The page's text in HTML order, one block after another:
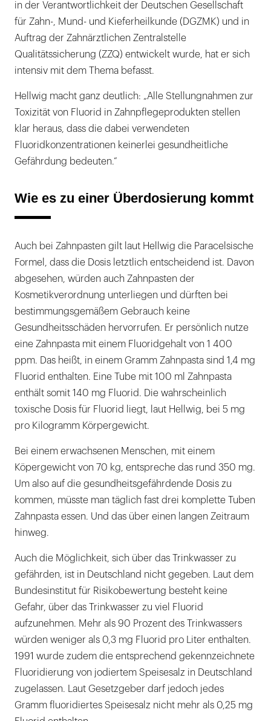
in der Verantwortlichkeit der Deutschen Gesellschaft
für Zahn-, Mund- und Kieferheilkunde (DGZMK) und in
Auftrag der Zahnärztlichen Zentralstelle
Qualitätssicherung (ZZQ) entwickelt wurde, hat er sich
intensiv mit dem Thema befasst.
Hellwig macht ganz deutlich: „Alle Stellungnahmen zur
Toxizität von Fluorid in Zahnpflegeprodukten stellen
klar heraus, dass die dabei verwendeten
Fluoridkonzentrationen keinerlei gesundheitliche
Gefährdung bedeuten.“
Wie es zu einer Überdosierung kommt
Auch bei Zahnpasten gilt laut Hellwig die Paracelsische
Formel, dass die Dosis letztlich entscheidend ist. Davon
abgesehen, würden auch Zahnpasten der
Kosmetikverordnung unterliegen und dürften bei
bestimmungsgemäßem Gebrauch keine
Gesundheitsschäden hervorrufen. Er persönlich nutze
eine Zahnpasta mit einem Fluoridgehalt von 1 400
ppm. Das heißt, in einem Gramm Zahnpasta sind 1,4 mg
Fluorid enthalten. Eine Tube mit 100 ml Zahnpasta
enthält somit 140 mg Fluorid. Die wahrscheinlich
toxische Dosis für Fluorid liegt, laut Hellwig, bei 5 mg
pro Kilogramm Körpergewicht.
Bei einem erwachsenen Menschen, mit einem
Köpergewicht von 70 kg, entspreche das rund 350 mg.
Um also auf die gesundheitsgefährdende Dosis zu
kommen, müsste man täglich fast drei komplette Tuben
Zahnpasta essen. Und das über einen langen Zeitraum
hinweg.
Auch die Möglichkeit, sich über das Trinkwasser zu
gefährden, ist in Deutschland nicht gegeben. Laut dem
Bundesinstitut für Risikobewertung besteht keine
Gefahr, über das Trinkwasser zu viel Fluorid
aufzunehmen. Mehr als 90 Prozent des Trinkwassers
würden weniger als 0,3 mg Fluorid pro Liter enthalten.
1991 wurde zudem die entsprechend gekennzeichnete
Fluoridierung von jodiertem Speisesalz in Deutschland
zugelassen. Laut Gesetzgeber darf jedoch jedes
Gramm fluoridiertes Speisesalz nicht mehr als 0,25 mg